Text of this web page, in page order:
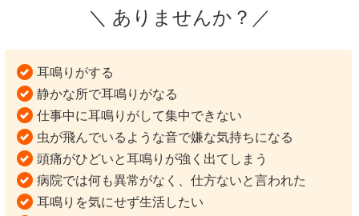
＼ ありませんか？／
耳鳴りがする
静かな所で耳鳴りがなる
仕事中に耳鳴りがして集中できない
虫が飛んでいるような音で嫌な気持ちになる
頭痛がひどいと耳鳴りが強く出てしまう
病院では何も異常がなく、仕方ないと言われた
耳鳴りを気にせず生活したい